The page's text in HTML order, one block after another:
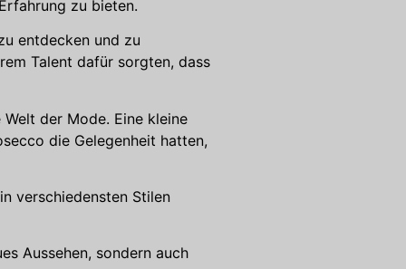
zu bieten.
entdecken und zu
Talent dafür sorgten, dass
der Mode. Eine kleine
die Gelegenheit hatten,
verschiedensten Stilen
Aussehen, sondern auch